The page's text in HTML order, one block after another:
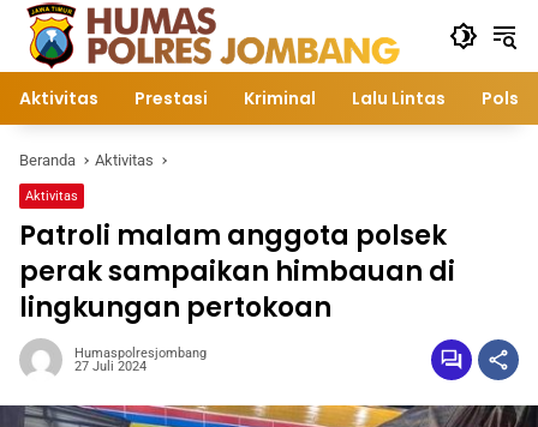
Langsung
konten
Aktivitas Prestasi Kriminal Lalu Lintas
Beranda Aktivitas
Aktivitas
Patroli malam anggota polsek
perak sampaikan himbauan di
lingkungan pertokoan
Humaspolresjombang
27 Juli 2024